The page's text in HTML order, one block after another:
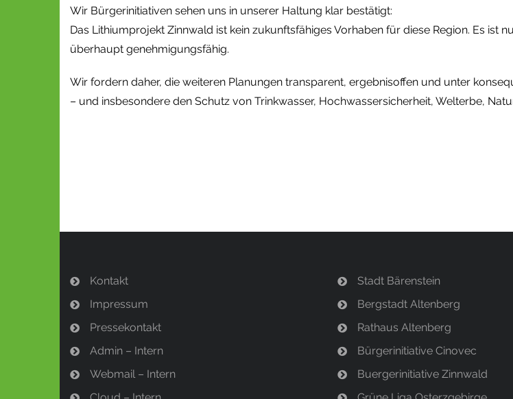
Wir Bürgerinitiativen sehen uns in unserer Haltung klar bestätigt:
Das Lithiumprojekt Zinnwald ist kein zukunftsfähiges Vorhaben für diese Region. Es ist
überhaupt genehmigungsfähig.
Wir fordern daher, die weiteren Planungen transparent, ergebnisoffen und unter
– und insbesondere den Schutz von Trinkwasser, Hochwassersicherheit, Welterbe,
Kontakt
Impressum
Pressekontakt
Admin – Intern
Webmail – Intern
Stadt Bärenstein
Bergstadt Altenberg
Rathaus Altenberg
Bürgerinitiative Cinovec
Buergerinitiative Zinnwald